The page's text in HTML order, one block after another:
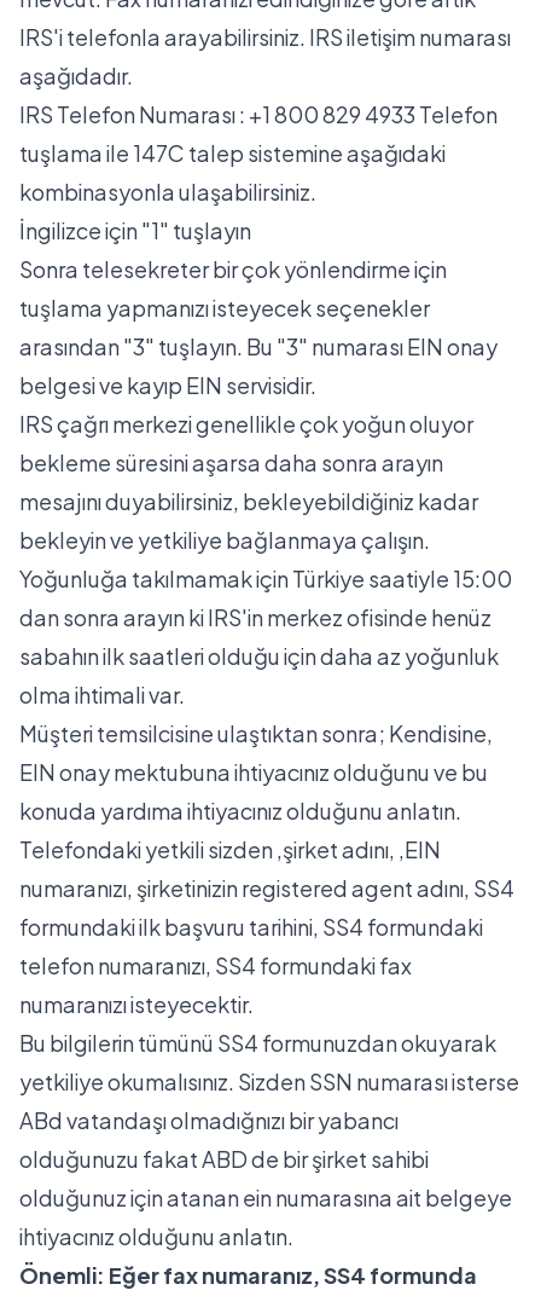
IRS'i telefonla arayabilirsiniz. IRS iletişim numarası
aşağıdadır.
IRS Telefon Numarası : +1 800 829 4933 Telefon
tuşlama ile 147C talep sistemine aşağıdaki
kombinasyonla ulaşabilirsiniz.
İngilizce için "1" tuşlayın
Sonra telesekreter bir çok yönlendirme için
tuşlama yapmanızı isteyecek seçenekler
arasından "3" tuşlayın. Bu "3" numarası EIN onay
belgesi ve kayıp EIN servisidir.
IRS çağrı merkezi genellikle çok yoğun oluyor
bekleme süresini aşarsa daha sonra arayın
mesajını duyabilirsiniz, bekleyebildiğiniz kadar
bekleyin ve yetkiliye bağlanmaya çalışın.
Yoğunluğa takılmamak için Türkiye saatiyle 15:00
dan sonra arayın ki IRS'in merkez ofisinde henüz
sabahın ilk saatleri olduğu için daha az yoğunluk
olma ihtimali var.
Müşteri temsilcisine ulaştıktan sonra; Kendisine,
EIN onay mektubuna ihtiyacınız olduğunu ve bu
konuda yardıma ihtiyacınız olduğunu anlatın.
Telefondaki yetkili sizden ,şirket adını, ,EIN
numaranızı, şirketinizin registered agent adını, SS4
formundaki ilk başvuru tarihini, SS4 formundaki
telefon numaranızı, SS4 formundaki fax
numaranızı isteyecektir.
Bu bilgilerin tümünü SS4 formunuzdan okuyarak
yetkiliye okumalısınız. Sizden SSN numarası isterse
ABd vatandaşı olmadığnızı bir yabancı
olduğunuzu fakat ABD de bir şirket sahibi
olduğunuz için atanan ein numarasına ait belgeye
ihtiyacınız olduğunu anlatın.
Önemli: Eğer fax numaranız, SS4 formunda